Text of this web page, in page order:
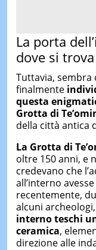
La porta
dove si trova
Tuttavia, sembra
finalmente
questa
Grotta di
della città antica
La Grotta di
oltre 150 anni, e
credevano che
all’interno
recentemente,
alcuni
internoteschi
ceramica,
direzione alle